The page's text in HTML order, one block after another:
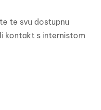
te svu dostupnu
kontakt s internistom